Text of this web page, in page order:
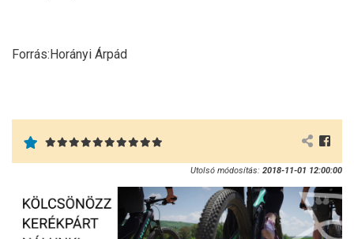
Forrás:Horányi Árpád
Utolsó módosítás: 2018-11-01 12:00:00